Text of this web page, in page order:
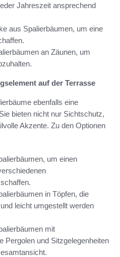
Jahreszeit ansprechend
aus Spalierbäumen, um eine
an Zäunen, um
auf der Terrasse
ebenfalls eine
bieten nicht nur Sichtschutz,
Akzente. Zu den Optionen
um einen
in Töpfen, die
leicht umgestellt werden
mit
Pergolen und Sitzgelegenheiten